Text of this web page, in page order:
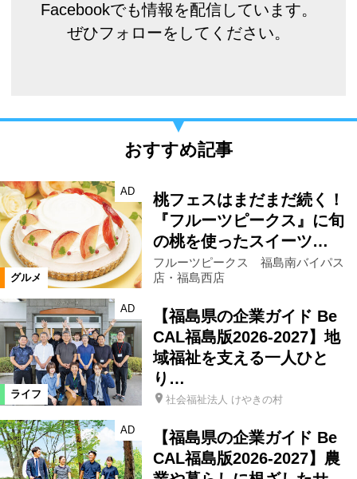
Facebookでも情報を配信しています。
ぜひフォローをしてください。
おすすめ記事
グルメ
AD
桃フェスはまだまだ続く！
『フルーツピークス』に旬
の桃を使ったスイーツ…
フルーツピークス 福島南バイパス
店・福島西店
ライフ
AD
【福島県の企業ガイド Be
CAL福島版2026-2027】地
域福祉を支える一人ひと
り…
社会福祉法人 けやきの村
AD
【福島県の企業ガイド Be
CAL福島版2026-2027】農